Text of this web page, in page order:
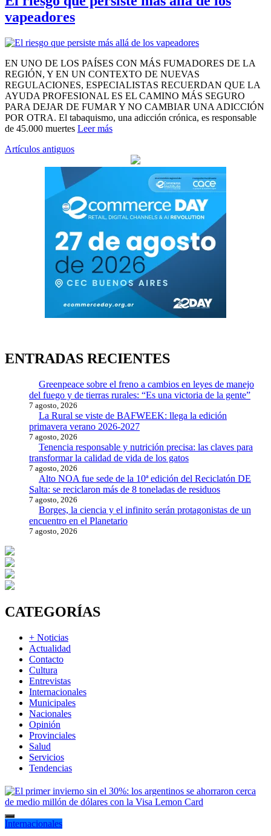
vapeadores
EN UNO DE LOS PAÍSES CON MÁS FUMADORES DE LA
REGIÓN, Y EN UN CONTEXTO DE NUEVAS
REGULACIONES, ESPECIALISTAS RECUERDAN QUE LA
AYUDA PROFESIONAL ES EL CAMINO MÁS SEGURO
PARA DEJAR DE FUMAR Y NO CAMBIAR UNA ADICCIÓN
POR OTRA. El tabaquismo, una adicción crónica, es responsable
de 45.000 muertes Leer más
Navegación
Artículos antiguos
ENTRADAS RECIENTES
Greenpeace sobre el freno a cambios en leyes de manejo
del fuego y de tierras rurales: “Es una victoria de la gente”
7 agosto, 2026
La Rural se viste de BAFWEEK: llega la edición
primavera verano 2026-2027
7 agosto, 2026
Tenencia responsable y nutrición precisa: las claves para
transformar la calidad de vida de los gatos
7 agosto, 2026
Alto NOA fue sede de la 10ª edición del Reciclatón DE
Salta: se reciclaron más de 8 toneladas de residuos
7 agosto, 2026
Borges, la ciencia y el infinito serán protagonistas de un
encuentro en el Planetario
7 agosto, 2026
CATEGORÍAS
+ Noticias
Actualidad
Contacto
Cultura
Entrevistas
Internacionales
Municipales
Nacionales
Opinión
Provinciales
Salud
Servicios
Tendencias
Internacionales